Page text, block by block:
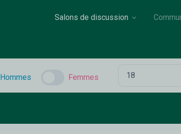
Salons de discussion
Hommes Femmes